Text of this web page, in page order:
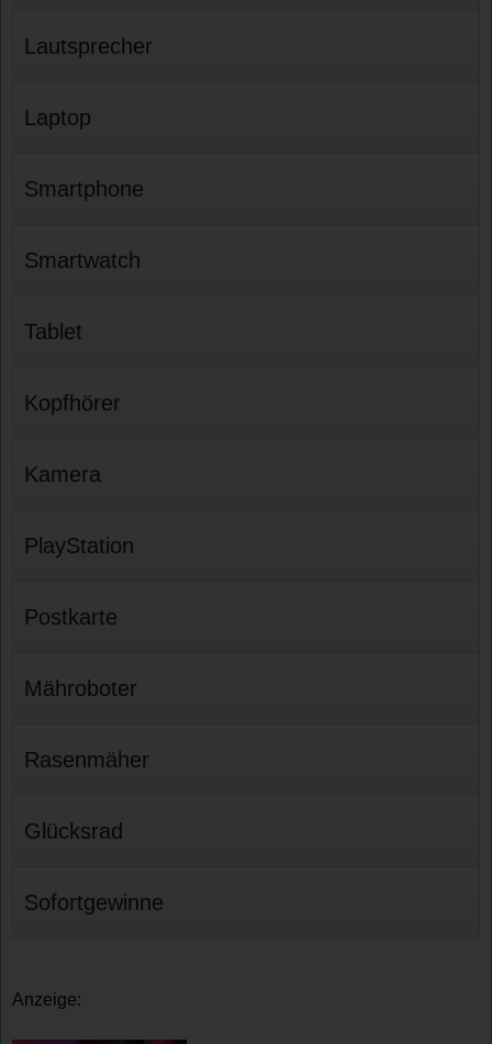
Lautsprecher
Laptop
Smartphone
Smartwatch
Tablet
Kopfhörer
Kamera
PlayStation
Postkarte
Mähroboter
Rasenmäher
Glücksrad
Sofortgewinne
Anzeige: